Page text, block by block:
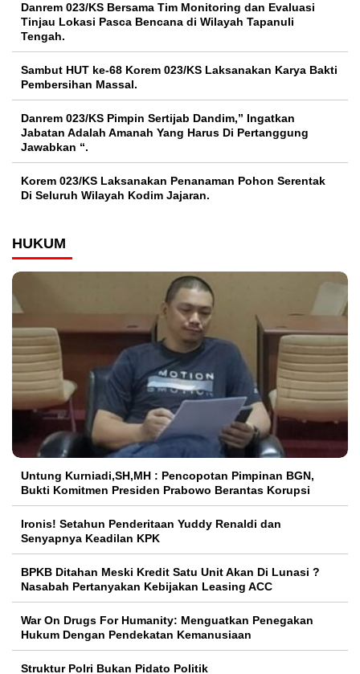
Danrem 023/KS Bersama Tim Monitoring dan Evaluasi
Tinjau Lokasi Pasca Bencana di Wilayah Tapanuli
Tengah.
Sambut HUT ke-68 Korem 023/KS Laksanakan Karya Bakti
Pembersihan Massal.
Danrem 023/KS Pimpin Sertijab Dandim,” Ingatkan
Jabatan Adalah Amanah Yang Harus Di Pertanggung
Jawabkan “.
Korem 023/KS Laksanakan Penanaman Pohon Serentak
Di Seluruh Wilayah Kodim Jajaran.
HUKUM
Untung Kurniadi,SH,MH : Pencopotan Pimpinan BGN,
Bukti Komitmen Presiden Prabowo Berantas Korupsi
Ironis! Setahun Penderitaan Yuddy Renaldi dan
Senyapnya Keadilan KPK
BPKB Ditahan Meski Kredit Satu Unit Akan Di Lunasi ?
Nasabah Pertanyakan Kebijakan Leasing ACC
War On Drugs For Humanity: Menguatkan Penegakan
Hukum Dengan Pendekatan Kemanusiaan
Struktur Polri Bukan Pidato Politik